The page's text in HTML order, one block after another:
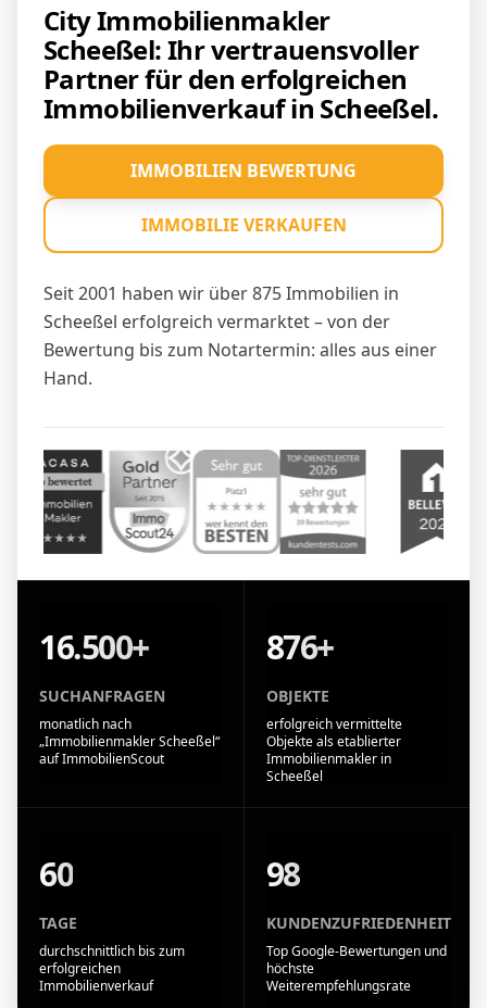
City Immobilienmakler
Scheeßel: Ihr vertrauensvoller
Partner für den erfolgreichen
Immobilienverkauf in Scheeßel.
Seit 2001 haben wir über 875 Immobilien in
Scheeßel erfolgreich vermarktet – von der
Bewertung bis zum Notartermin: alles aus einer
Hand.
IMMOBILIEN BEWERTUNG
IMMOBILIE VERKAUFEN
16.500+
SUCHANFRAGEN
monatlich nach
„Immobilienmakler Scheeßel“
auf ImmobilienScout
876+
OBJEKTE
erfolgreich vermittelte
Objekte als etablierter
Immobilienmakler in
Scheeßel
60
TAGE
durchschnittlich bis zum
erfolgreichen
Immobilienverkauf
98
KUNDENZUFRIEDENHEIT
Top Google-Bewertungen und
höchste
Weiterempfehlungsrate